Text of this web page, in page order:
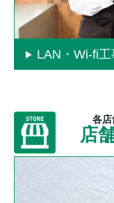
LAN・Wi-fi
各店
店